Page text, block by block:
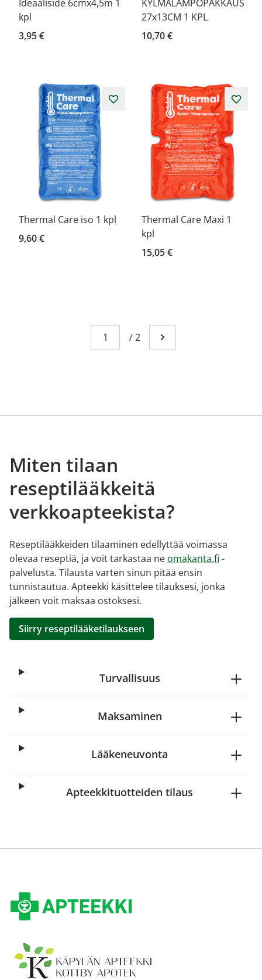
Ideaaliside 6cmx4,5m 1
kpl
3,95 €
KYLMÄLÄMPÖPAKKAUS
27x13CM 1 KPL
10,70 €
Thermal Care iso 1 kpl
9,60 €
Thermal Care Maxi 1
kpl
15,05 €
Sivu
You're currently reading page 1
/2 Mene seuraavalle
Miten tilaan
reseptilääkkeitä
verkkoapteekista?
Reseptilääkkeiden tilaaminen edellyttää voimassa
olevaa reseptiä, ja voit tarkastaa ne omakanta.fi -
palvelusta. Tilausta varten sinun pitää ensin
tunnistautua. Apteekki käsittelee tilauksesi, jonka
jälkeen voit maksaa ostoksesi.
Siirry reseptilääketilaukseen
Turvallisuus
Maksaminen
Lääkeneuvonta
Apteekkituotteiden tilaus